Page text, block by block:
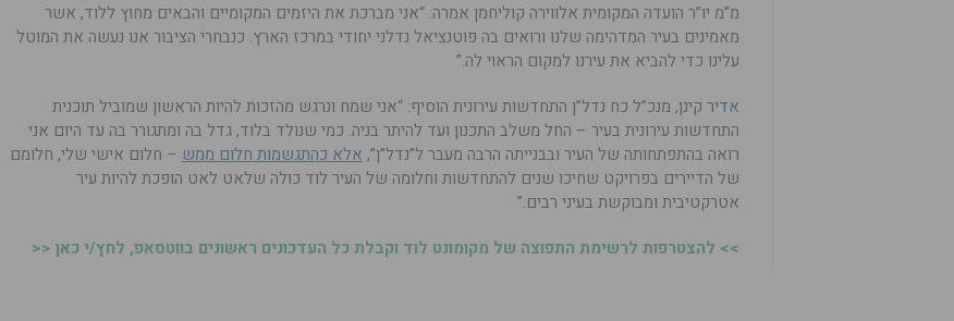
מ”מ יו”ר הועדה המקומית אלווירה קוליחמן אמרה: “אני מברכת את היזמים המקומיים והבאים מחוץ ללוד, אשר
מאמינים בעיר המדהימה שלנו ורואים בה פוטנציאל נדלני יחודי במרכז הארץ. כנבחרי הציבור אנו נעשה את המוטל
עלינו כדי להביא את עירנו למקום הראוי לה.”
אדיר קינן, מנכ”ל כח נדל”ן התחדשות עירונית הוסיף: “אני שמח ונרגש מהזכות להיות הראשון שמוביל תוכנית
התחדשות עירונית בעיר – החל משלב התכנון ועד להיתר בניה. כמי שנולד בלוד, גדל בה ומתגורר בה עד היום אני
רואה בהתפתחותה של העיר ובבנייתה הרבה מעבר ל”נדל”ן”, אלא כהתגשמות חלום ממש – חלום אישי שלי, חלומם
של הדיירים בפרויקט שחיכו שנים להתחדשות וחלומה של העיר לוד כולה שלאט לאט הופכת להיות עיר
אטרקטיבית ומבוקשת בעיני רבים.”
>> להצטרפות לרשימת התפוצה של מקומונט לוד וקבלת כל העדכונים ראשונים בווטסאפ, לחץ/י כאן <<